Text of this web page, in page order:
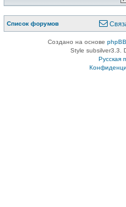
Список форумов
Связаться с
Связ
Создано на основе phpBB
Style subsilver3.3.
Русская